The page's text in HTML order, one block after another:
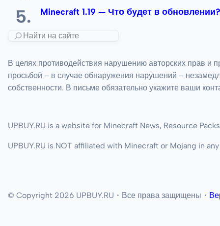
Minecraft 1.19 — Что будет в обновлении?
В целях противодействия нарушению авторских прав и
просьбой – в случае обнаружения нарушений –
собственности. В письме обязательно укажите ваши
UPBUY.RU is a website for Minecraft News, Resource
UPBUY.RU is NOT affiliated with Minecraft or Mojang in any
© Copyright 2026 UPBUY.RU・Все права защищены・